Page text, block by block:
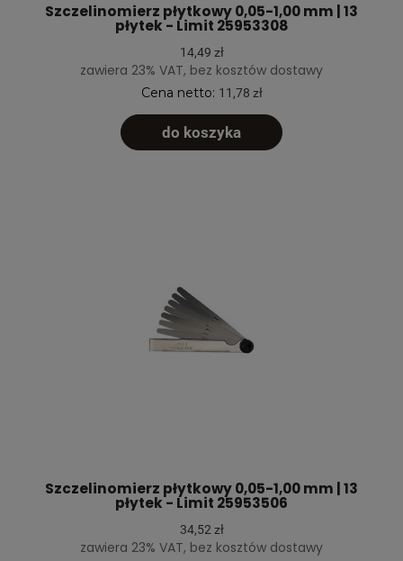
Szczelinomierz płytkowy 0,05-1,00 mm | 13
płytek - Limit 25953308
14,49 zł
zawiera 23% VAT, bez kosztów dostawy
Cena netto: 11,78 zł
do koszyka
Szczelinomierz płytkowy 0,05-1,00 mm | 13
płytek - Limit 25953506
34,52 zł
zawiera 23% VAT, bez kosztów dostawy